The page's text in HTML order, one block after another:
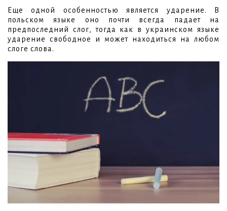
Еще одной особенностью является ударение. В
польском языке оно почти всегда падает на
предпоследний слог, тогда как в украинском языке
ударение свободное и может находиться на любом
слоге слова.